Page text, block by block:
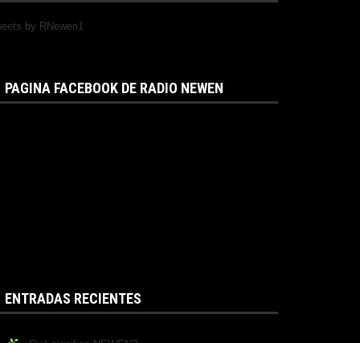
by RNewen1
PAGINA FACEBOOK DE RADIO NEWEN
ENTRADAS RECIENTES